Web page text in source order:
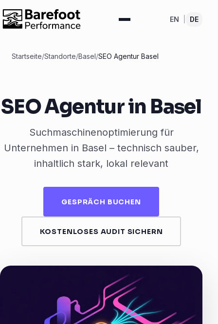
EN DE
Startseite/Standorte/Basel/SEO Agentur Basel
SEO Agentur in Basel
Suchmaschinenoptimierung für
Unternehmen in Basel – technisch sauber,
inhaltlich stark, lokal relevant
GESPRÄCH BUCHEN
KOSTENLOSES AUDIT SICHERN